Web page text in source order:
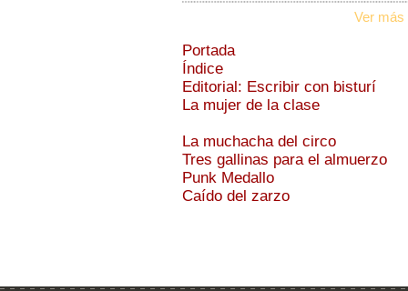
Ver más
Portada
Índice
Editorial: Escribir con bisturí
La mujer de la clase
La muchacha del circo
Tres gallinas para el almuerzo
Punk Medallo
Caído del zarzo